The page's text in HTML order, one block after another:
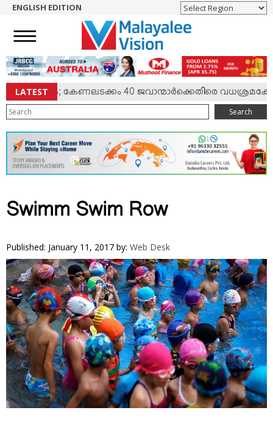
NEWS
ENGLISH
NRI
ENTERTAINMENT
MV SPECIAL
SPORTS
LIFESTYLE
TECH & AUTO
EDITORIAL
VIDEOS
YOUR SAY
COOKERY
KARSHAKAN
TOURS & TRAVEL
GREETINGS
CLASSIFIEDS
OBITUARY
ENGLISH EDITION
LATESTകേണലടക്കം 40 ജവാന്മാര്‍ക്കെതിരെ
Search
Swimm Swim Row
Published: January 11, 2017 by: Web Desk